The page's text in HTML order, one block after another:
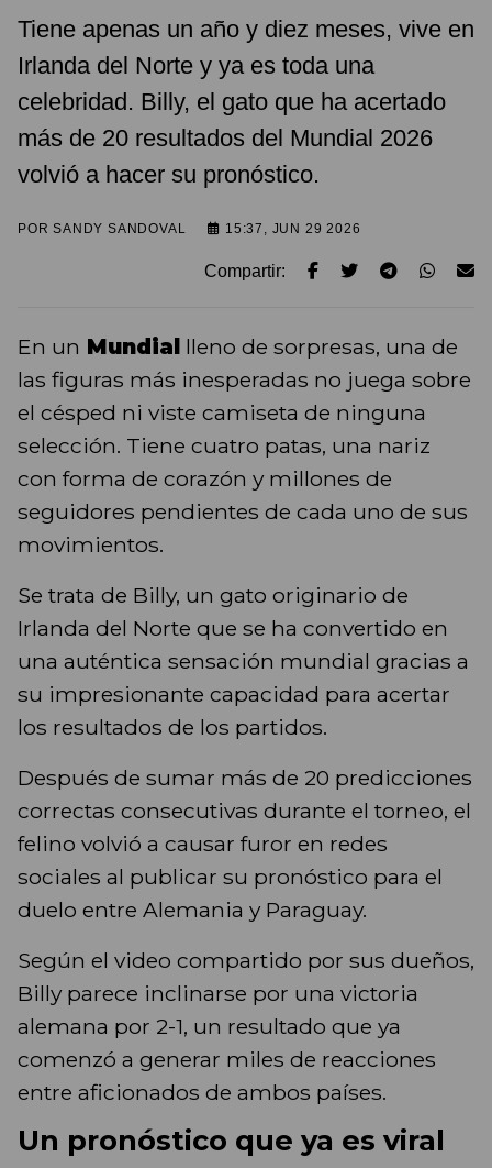
Tiene apenas un año y diez meses, vive en
Irlanda del Norte y ya es toda una
celebridad. Billy, el gato que ha acertado
más de 20 resultados del Mundial 2026
volvió a hacer su pronóstico.
PORSANDY SANDOVAL 15:37, JUN 29 2026
Compartir:
En un Mundial lleno de sorpresas, una de
las figuras más inesperadas no juega sobre
el césped ni viste camiseta de ninguna
selección. Tiene cuatro patas, una nariz
con forma de corazón y millones de
seguidores pendientes de cada uno de sus
movimientos.
Se trata de Billy, un gato originario de
Irlanda del Norte que se ha convertido en
una auténtica sensación mundial gracias a
su impresionante capacidad para acertar
los resultados de los partidos.
Después de sumar más de 20 predicciones
correctas consecutivas durante el torneo, el
felino volvió a causar furor en redes
sociales al publicar su pronóstico para el
duelo entre Alemania y Paraguay.
Según el video compartido por sus dueños,
Billy parece inclinarse por una victoria
alemana por 2-1, un resultado que ya
comenzó a generar miles de reacciones
entre aficionados de ambos países.
Un pronóstico que ya es viral